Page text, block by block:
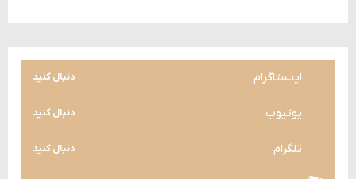
اینستاگرام دنبال کنید
یوتیوب دنبال کنید
تلگرام دنبال کنید